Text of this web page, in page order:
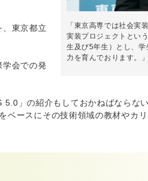
「東京高専では社会実
実装プロジェクトとい
生及び5年生）とし、
力を育んでおります。」
東京都立
会での発
」の紹介もしておかねばならない
ースにその技術領域の教材やカリ